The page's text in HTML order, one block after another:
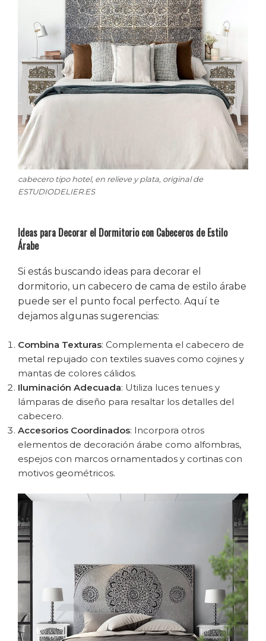
cabecero tipo hotel, en relieve y plata, original de
ESTUDIODELIER.ES
Ideas para Decorar el Dormitorio con Cabeceros de Estilo
Árabe
Si estás buscando ideas para decorar el
dormitorio, un cabecero de cama de estilo árabe
puede ser el punto focal perfecto. Aquí te
dejamos algunas sugerencias:
Combina Texturas: Complementa el cabecero de
metal repujado con textiles suaves como cojines y
mantas de colores cálidos.
Iluminación Adecuada: Utiliza luces tenues y
lámparas de diseño para resaltar los detalles del
cabecero.
Accesorios Coordinados: Incorpora otros
elementos de decoración árabe como alfombras,
espejos con marcos ornamentados y cortinas con
motivos geométricos.